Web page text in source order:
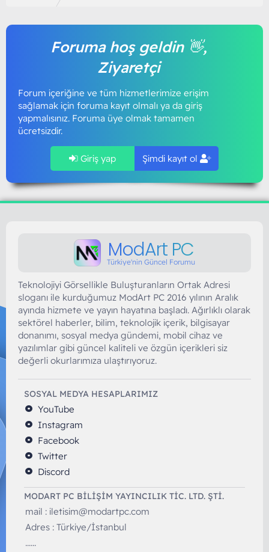
Foruma hoş geldin 👋,
Ziyaretçi
Forum içeriğine ve tüm hizmetlerimize erişim
sağlamak için foruma kayıt olmalı ya da giriş
yapmalısınız. Foruma üye olmak tamamen
ücretsizdir.
Giriş yap Şimdi kayıt ol
ModArt PC
Türkiye'nin Güncel Forumu
Teknolojiyi Görsellikle Buluşturanların Ortak Adresi
sloganı ile kurduğumuz ModArt PC 2016 yılının Aralık
ayında hizmete ve yayın hayatına başladı. Ağırlıklı olarak
sektörel haberler, bilim, teknolojik içerik, bilgisayar
donanımı, sosyal medya gündemi, mobil cihaz ve
yazılımlar gibi güncel kaliteli ve özgün içerikleri siz
değerli okurlarımıza ulaştırıyoruz.
SOSYAL MEDYA HESAPLARIMIZ
YouTube
Instagram
Facebook
Twitter
Discord
MODART PC BILIŞIM YAYINCILIK TİC. LTD. ŞTİ.
mail : iletisim@modartpc.com
Adres : Türkiye/İstanbul
......